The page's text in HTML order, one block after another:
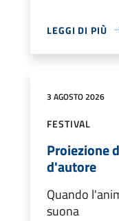
LEGGI DI PIÙ
3 AGOSTO 2026
FESTIVAL
Proiezione
d'autore
Quando
suona